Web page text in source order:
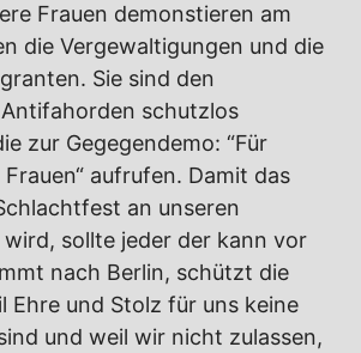
Frauen demonstieren am
die Vergewaltigungen und die
Sie sind den
schutzlos
zur Gegegendemo: “Für
aufrufen. Damit das
an unseren
sollte jeder der kann vor
nach Berlin, schützt die
Ehre und Stolz für uns keine
und weil wir nicht zulassen,